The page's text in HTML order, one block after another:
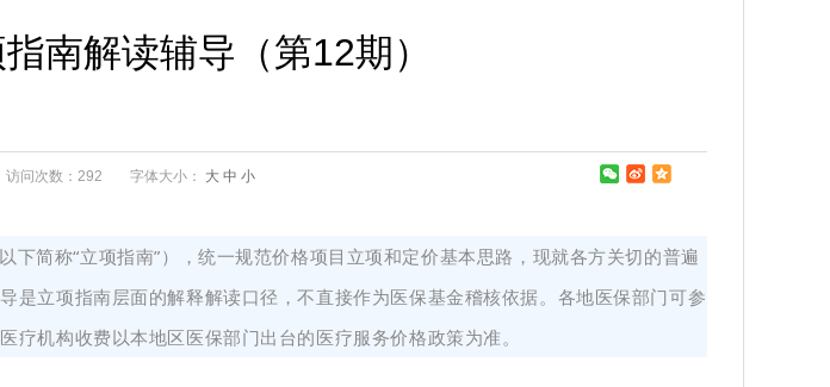
南解读辅导（第12期）
访问次数：292 字体大小： 大 中 小
简称“立项指南”），统一规范价格项目立项和定价基本思路，现就各方关切的普遍
立项指南层面的解释解读口径，不直接作为医保基金稽核依据。各地医保部门可参
机构收费以本地区医保部门出台的医疗服务价格政策为准。